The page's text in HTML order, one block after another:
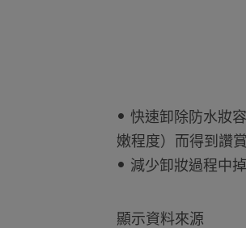
• 快速卸除防水妝
嫩程度）而得到讚
• 減少卸妝過程中
顯示資料來源